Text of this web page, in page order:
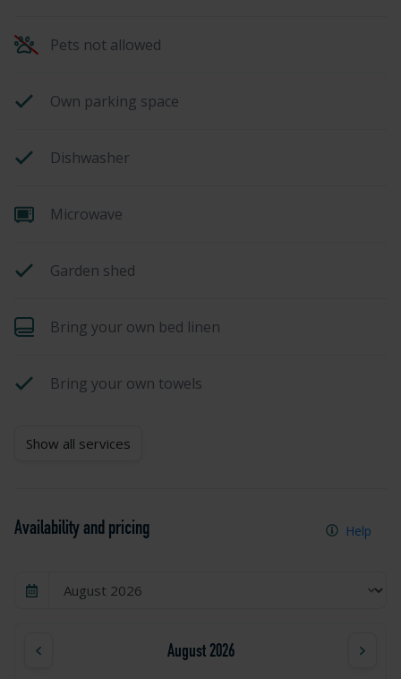
Pets not allowed
Own parking space
Dishwasher
Microwave
Garden shed
Bring your own bed linen
Bring your own towels
Show all services
Availability and pricing Help
August 2026